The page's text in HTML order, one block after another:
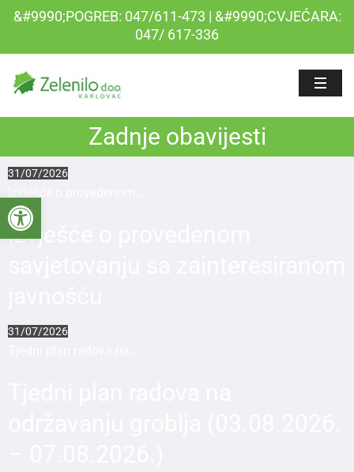
Open toolbar
&#9990;POGREB: 047/611-473 | &#9990;CVJEĆARA:
047/ 617-336
Zadnje obavijesti
31/07/2026
Izvješće o provedenom
31/07/2026